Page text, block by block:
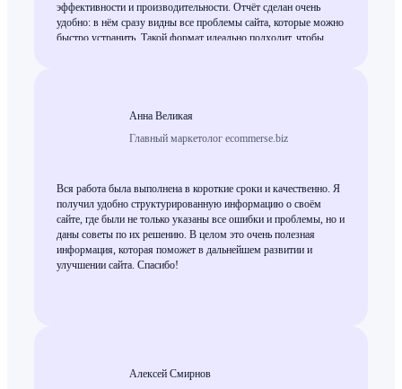
эффективности и производительности. Отчёт сделан очень
удобно: в нём сразу видны все проблемы сайта, которые можно
быстро устранить. Такой формат идеально подходит, чтобы
нужен экспертный SEO-аудит.
Анна Великая
Главный маркетолог ecommerse.biz
Вся работа была выполнена в короткие сроки и качественно. Я
получил удобно структурированную информацию о своём
сайте, где были не только указаны все ошибки и проблемы, но и
даны советы по их решению. В целом это очень полезная
информация, которая поможет в дальнейшем развитии и
улучшении сайта. Спасибо!
Алексей Смирнов